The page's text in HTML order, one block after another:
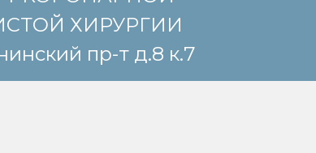
ХИРУРГИИ
пр-т д.8 к.7